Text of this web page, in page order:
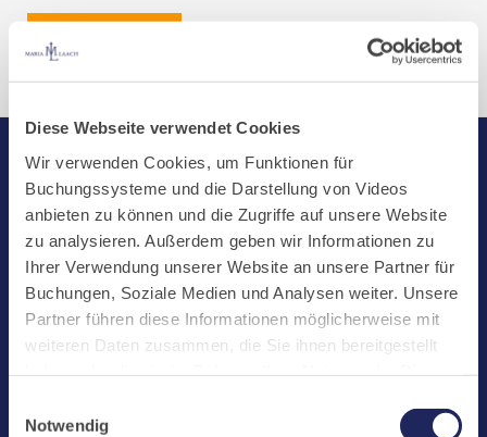
Diese Webseite verwendet Cookies
Wir verwenden Cookies, um Funktionen für
Buchungssysteme und die Darstellung von Videos
anbieten zu können und die Zugriffe auf unsere Website
zu analysieren. Außerdem geben wir Informationen zu
Ihrer Verwendung unserer Website an unsere Partner für
Buchungen, Soziale Medien und Analysen weiter. Unsere
Partner führen diese Informationen möglicherweise mit
weiteren Daten zusammen, die Sie ihnen bereitgestellt
challenges.cloudflare.com: Wir verwenden das online
Notwendig
Start
Aktuelles
Kloster
Klosterbetriebe
Spenden